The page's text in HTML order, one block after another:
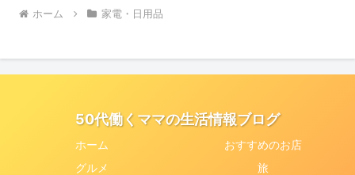
ホーム 家電・日用品
50代働くママの生活情報ブログ
ホーム
おすすめのお店
グルメ
旅